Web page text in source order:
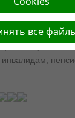
Минска за
по сбору
заботы,
все